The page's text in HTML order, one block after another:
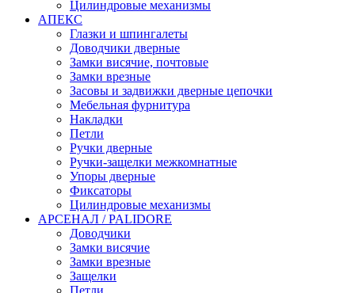
Цилиндровые механизмы
АПЕКС
Глазки и шпингалеты
Доводчики дверные
Замки висячие, почтовые
Замки врезные
Засовы и задвижки дверные цепочки
Мебельная фурнитура
Накладки
Петли
Ручки дверные
Ручки-защелки межкомнатные
Упоры дверные
Фиксаторы
Цилиндровые механизмы
АРСЕНАЛ / PALIDORE
Доводчики
Замки висячие
Замки врезные
Защелки
Петли